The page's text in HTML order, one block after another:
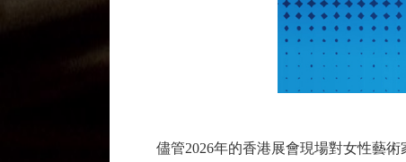
儘管2026年的香港展會現場對女性藝術